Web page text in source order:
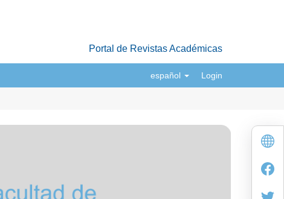
Portal de Revistas Académicas
español Login